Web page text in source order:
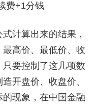
费+1分钱
计算出来的结果，
高价、最低价、收
要控制了这几项数
开盘价、收盘价、
现象，在中国金融